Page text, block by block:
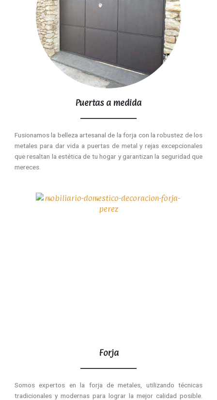
Puertas a medida
Fusionamos la belleza artesanal de la forja con la robustez de los
metales para dar vida a puertas de metal y rejas excepcionales
que resaltan la estética de tu hogar y garantizan la seguridad que
mereces.
Forja
Somos expertos en la forja de metales, utilizando técnicas
tradicionales y modernas para lograr la mejor calidad posible.